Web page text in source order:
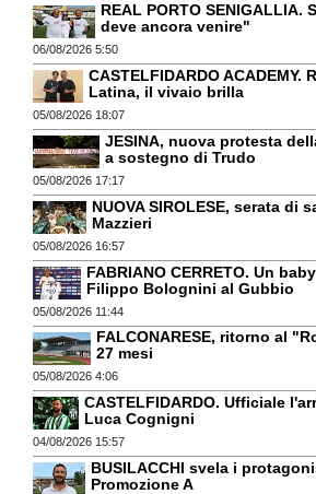
REAL PORTO
deve ancora venire"
06/08/2026 5:50
CASTELFIDARDO ACADEMY.
Latina, il vivaio brilla
05/08/2026 18:07
JESINA, nuova protesta
a sostegno di Trudo
05/08/2026 17:17
NUOVA SIROLESE, serata di
Mazzieri
05/08/2026 16:57
FABRIANO CERRETO. Un
Filippo Bolognini al Gubbio
05/08/2026 11:44
FALCONARESE, ritorno al
27 mesi
05/08/2026 4:06
CASTELFIDARDO. Ufficiale
Luca Cognigni
04/08/2026 15:57
BUSILACCHI svela i
Promozione A